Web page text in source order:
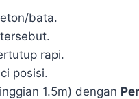
bata.
rapi.
posisi.
1.5m) dengan